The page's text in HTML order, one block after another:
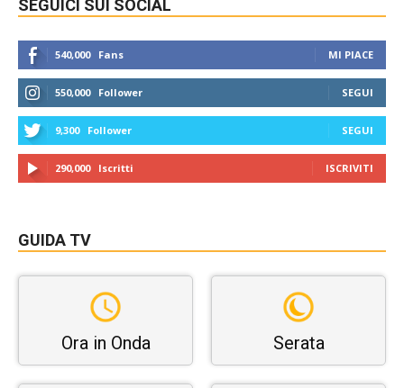
SEGUICI SUI SOCIAL
540,000 Fans MI PIACE
550,000 Follower SEGUI
9,300 Follower SEGUI
290,000 Iscritti ISCRIVITI
GUIDA TV
Ora in Onda Serata